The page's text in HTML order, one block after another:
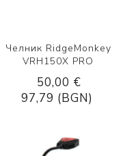
Челник RidgeMonkey
VRH150X PRO
50,00 €
97,79 (BGN)